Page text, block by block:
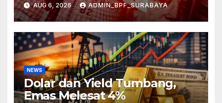
AUG 6, 2026 ADMIN_BPF_SURABAYA
NEWS
Dolar dan Yield Tumbang,
Emas Melesat 4%